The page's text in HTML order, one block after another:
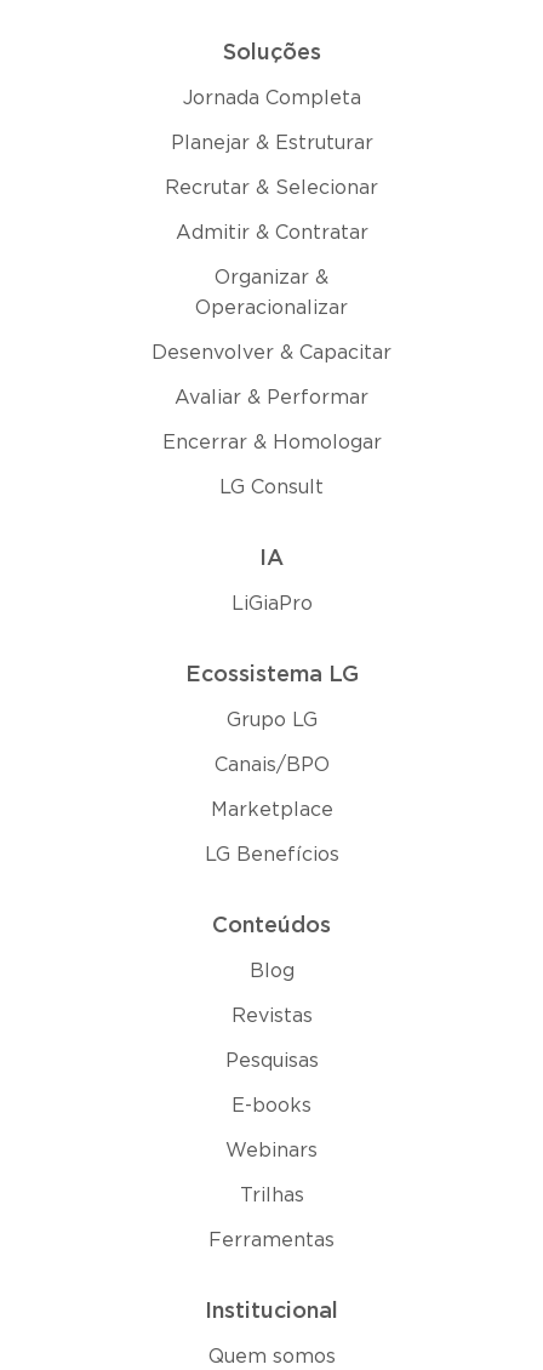
Soluções
Jornada Completa
Planejar & Estruturar
Recrutar & Selecionar
Admitir & Contratar
Organizar &
Operacionalizar
Desenvolver & Capacitar
Avaliar & Performar
Encerrar & Homologar
LG Consult
IA
LiGiaPro
Ecossistema LG
Grupo LG
Canais/BPO
Marketplace
LG Benefícios
Conteúdos
Blog
Revistas
Pesquisas
E-books
Webinars
Trilhas
Ferramentas
Institucional
Quem somos